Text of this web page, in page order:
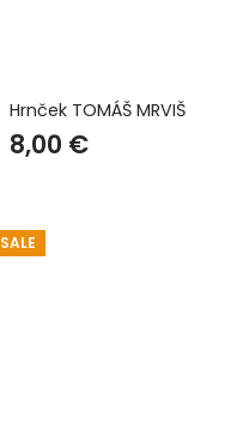
Hrnček TOMÁŠ MRVIŠ
8,00 €
SALE